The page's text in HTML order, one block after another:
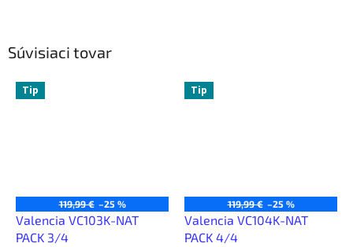
Súvisiaci tovar
Tip
119,99 € –25 %
Valencia VC103K-NAT
PACK 3/4
Tip
119,99 € –25 %
Valencia VC104K-NAT
PACK 4/4